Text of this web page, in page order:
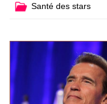
Santé des stars